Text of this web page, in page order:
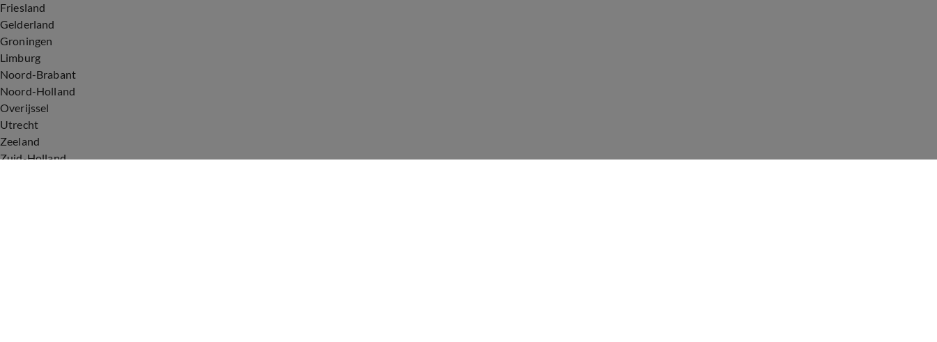
Friesland
Gelderland
Groningen
Limburg
Noord-Brabant
Noord-Holland
Overijssel
Utrecht
Zeeland
Zuid-Holland